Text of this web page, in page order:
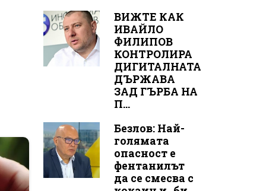
ВИЖТЕ КАК
ИВАЙЛО
ФИЛИПОВ
КОНТРОЛИРА
ДИГИТАЛНАТА
ДЪРЖАВА
ЗАД ГЪРБА НА
П...
Безлов: Най-
голямата
опасност е
фентанилът
да се смесва с